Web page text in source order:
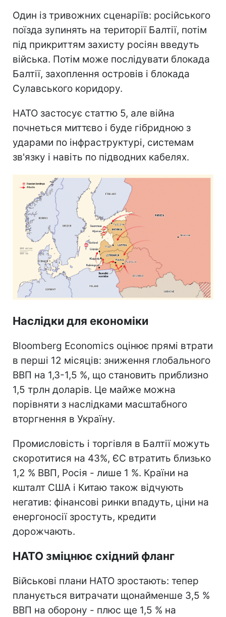
Один із тривожних сценаріїв: російського
поїзда зупинять на території Балтії, потім
під прикриттям захисту росіян введуть
війська. Потім може послідувати блокада
Балтії, захоплення островів і блокада
Сулавського коридору.
НАТО застосує статтю 5, але війна
почнеться миттєво і буде гібридною з
ударами по інфраструктурі, системам
зв'язку і навіть по підводних кабелях.
Наслідки для економіки
Bloomberg Economics оцінює прямі втрати
в перші 12 місяців: зниження глобального
ВВП на 1,3-1,5 %, що становить приблизно
1,5 трлн доларів. Це майже можна
порівняти з наслідками масштабного
вторгнення в Україну.
Промисловість і торгівля в Балтії можуть
скоротитися на 43%, ЄС втратить близько
1,2 % ВВП, Росія - лише 1 %. Країни на
кшталт США і Китаю також відчують
негатив: фінансові ринки впадуть, ціни на
енергоносії зростуть, кредити
дорожчають.
НАТО зміцнює східний фланг
Військові плани НАТО зростають: тепер
планується витрачати щонайменше 3,5 %
ВВП на оборону - плюс ще 1,5 % на